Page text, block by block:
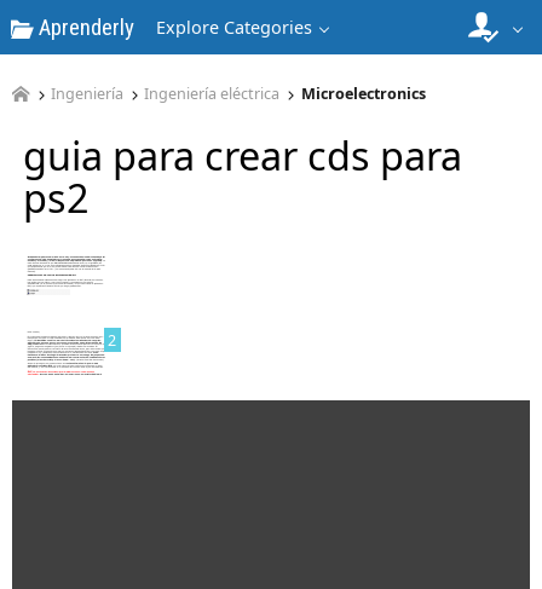
Aprenderly Explore Categories
Ingeniería Ingeniería eléctrica Microelectronics
guia para crear cds para
ps2 1
2